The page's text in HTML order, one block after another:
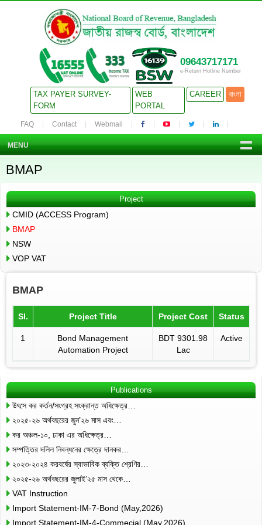
09643717171
e-Return Hotline Number
TAX PAYER SURVEY-
FORM
WEB
PORTAL
CAREER বাংলা
FAQ Contact Webmail
MENU
BMAP
Project
CMID (ACCESS Program)
BMAP
NSW
VOP VAT
BMAP
Sl. Project Title Project Cost Status
1
Bond Management
Automation Project
BDT 9301.98
Lac
Active
Publications
উৎসে কর কর্তন/সংগ্রহ সংক্রান্ত অধিক্ষেত্র…
২০২৫-২৬ অর্থবছরের জুন’২৬ মাস এবং…
কর অঞ্চল-১০, ঢাকা এর অধিক্ষেত্র…
সম্পত্তির দলিল নিবন্ধনের ক্ষেত্রে দানকর…
২০২৩-২০২৪ করবর্ষের স্বাভাবিক ব্যক্তি শ্রেণির…
২০২৫-২৬ অর্থবছরের জুলাই’২৫ মাস থেকে…
VAT Instruction
Import Statement-IM-7-Bond (May,2026)
Import Statement-IM-4-Commecial (May,2026)